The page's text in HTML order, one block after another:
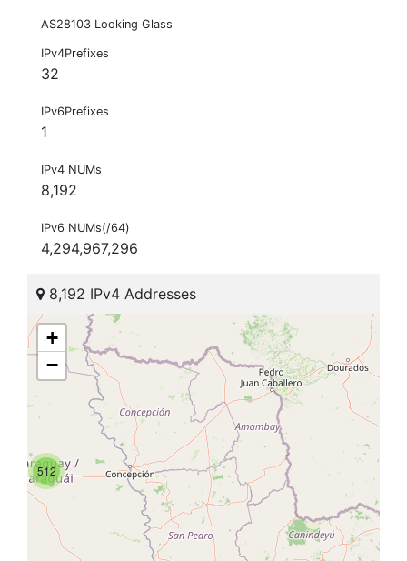
AS28103 Looking Glass
IPv4Prefixes
32
IPv6Prefixes
1
IPv4 NUMs
8,192
IPv6 NUMs(/64)
4,294,967,296
8,192 IPv4 Addresses
512
+
−